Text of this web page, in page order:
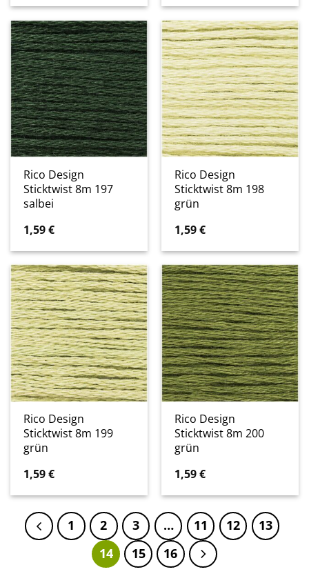
Rico Design
Sticktwist 8m 197
salbei
1,59€
Rico Design
Sticktwist 8m 198
grün
1,59€
Rico Design
Sticktwist 8m 199
grün
1,59€
Rico Design
Sticktwist 8m 200
grün
1,59€
1 2 3 … 11 12
13
14
15 16